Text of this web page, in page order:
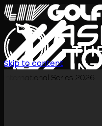
International Series 2026
Skip to content